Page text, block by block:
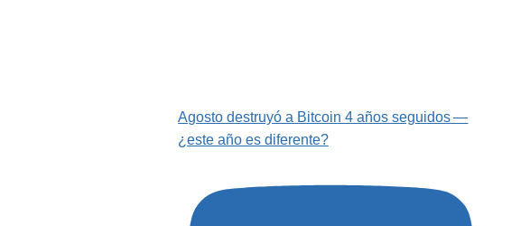
Agosto destruyó a Bitcoin 4 años seguidos —
¿este año es diferente?